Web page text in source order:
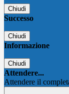
Chiudi
Successo
Chiudi
Informazione
Chiudi
Attendere...
Attendere il